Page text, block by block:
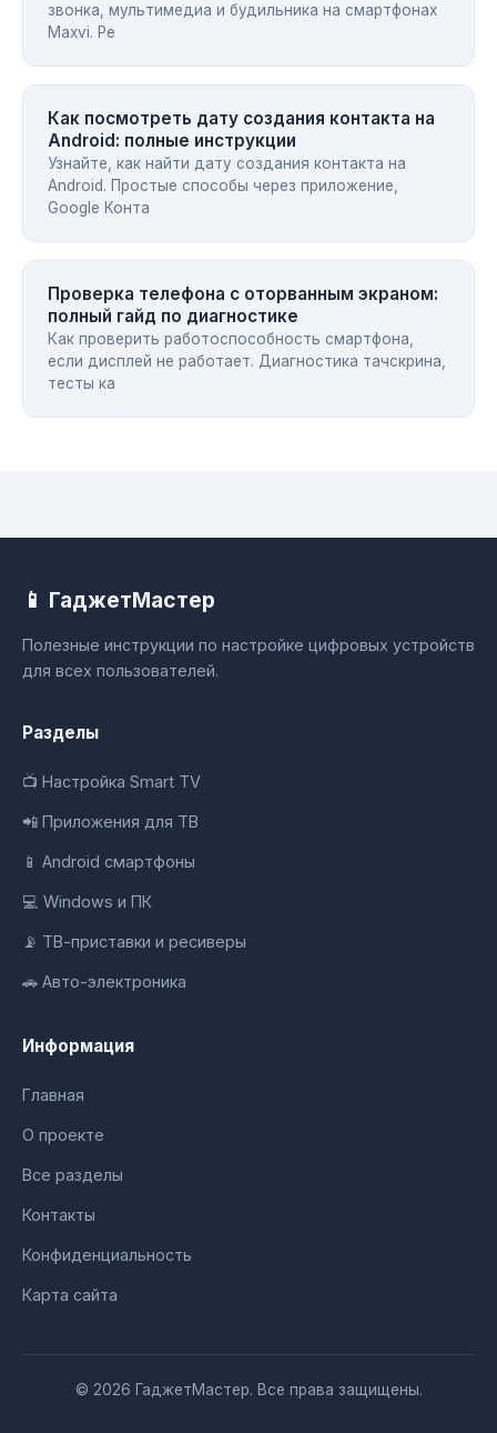
звонка, мультимедиа и будильника на смартфонах
Maxvi. Ре
Как посмотреть дату создания контакта на
Android: полные инструкции
Узнайте, как найти дату создания контакта на
Android. Простые способы через приложение,
Google Конта
Проверка телефона с оторванным экраном:
полный гайд по диагностике
Как проверить работоспособность смартфона,
если дисплей не работает. Диагностика тачскрина,
тесты ка
📱 ГаджетМастер
Полезные инструкции по настройке цифровых устройств
для всех пользователей.
Разделы
📺 Настройка Smart TV
📲 Приложения для ТВ
📱 Android смартфоны
💻 Windows и ПК
📡 ТВ-приставки и ресиверы
🚗 Авто-электроника
Информация
Главная
О проекте
Все разделы
Контакты
Конфиденциальность
Карта сайта
© 2026 ГаджетМастер. Все права защищены.